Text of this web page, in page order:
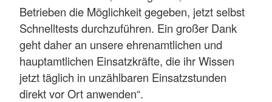
Betrieben die Möglichkeit gegeben, jetzt selbst
Schnelltests durchzuführen. Ein großer Dank
geht daher an unsere ehrenamtlichen und
hauptamtlichen Einsatzkräfte, die ihr Wissen
jetzt täglich in unzählbaren Einsatzstunden
direkt vor Ort anwenden“.